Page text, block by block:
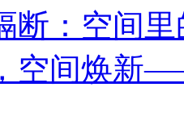
断：空间
空间焕新